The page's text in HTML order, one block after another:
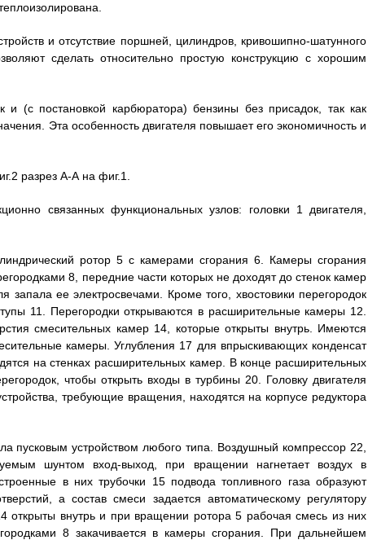
и отсутствие поршней, цилиндров, кривошипно-шатунного
сделать относительно простую конструкцию с хорошим
и (с постановкой карбюратора) бензины без присадок, так как
Эта особенность двигателя повышает его экономичность и
разрез А-А на фиг.1.
связанных функциональных узлов: головки 1 двигателя,
ротор 5 с камерами сгорания 6. Камеры сгорания
8, передние части которых не доходят до стенок камер
ее электросвечами. Кроме того, хвостовики перегородок
11. Перегородки открываются в расширительные камеры 12.
смесительных камер 14, которые открыты внутрь. Имеются
камеры. Углубления 17 для впрыскивающих конденсат
на стенках расширительных камер. В конце расширительных
чтобы открыть входы в турбины 20. Головку двигателя
требующие вращения, находятся на корпусе редуктора
пусковым устройством любого типа. Воздушный компрессор 22,
шунтом вход-выход, при вращении нагнетает воздух в
в них трубочки 15 подвода топливного газа образуют
а состав смеси задается автоматическому регулятору
открыты внутрь и при вращении ротора 5 рабочая смесь из них
8 закачивается в камеры сгорания. При дальнейшем